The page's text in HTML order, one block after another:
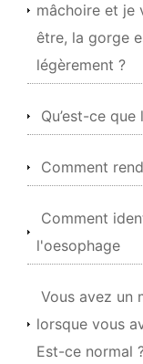
mâchoire et je
être, la gorge
légèrement ?
Qu’est-ce
Comment
Comment
l'oesophage
Vous avez un
lorsque vous
Est-ce normal